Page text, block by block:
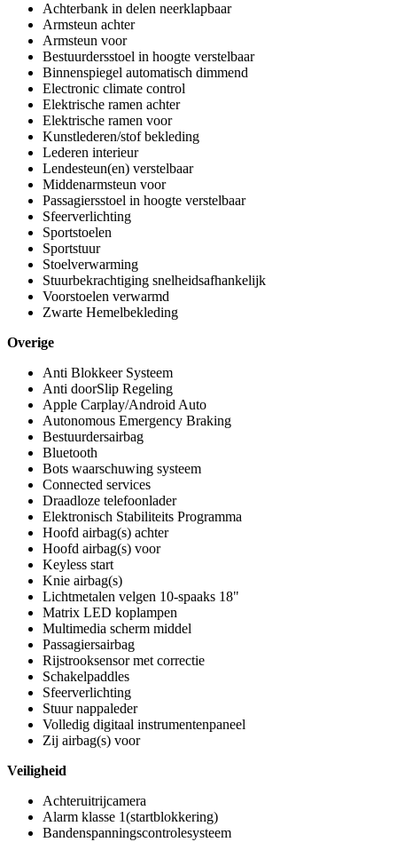
Achterbank in delen neerklapbaar
Armsteun achter
Armsteun voor
Bestuurdersstoel in hoogte verstelbaar
Binnenspiegel automatisch dimmend
Electronic climate control
Elektrische ramen achter
Elektrische ramen voor
Kunstlederen/stof bekleding
Lederen interieur
Lendesteun(en) verstelbaar
Middenarmsteun voor
Passagiersstoel in hoogte verstelbaar
Sfeerverlichting
Sportstoelen
Sportstuur
Stoelverwarming
Stuurbekrachtiging snelheidsafhankelijk
Voorstoelen verwarmd
Zwarte Hemelbekleding
Overige
Anti Blokkeer Systeem
Anti doorSlip Regeling
Apple Carplay/Android Auto
Autonomous Emergency Braking
Bestuurdersairbag
Bluetooth
Bots waarschuwing systeem
Connected services
Draadloze telefoonlader
Elektronisch Stabiliteits Programma
Hoofd airbag(s) achter
Hoofd airbag(s) voor
Keyless start
Knie airbag(s)
Lichtmetalen velgen 10-spaaks 18"
Matrix LED koplampen
Multimedia scherm middel
Passagiersairbag
Rijstrooksensor met correctie
Schakelpaddles
Sfeerverlichting
Stuur nappaleder
Volledig digitaal instrumentenpaneel
Zij airbag(s) voor
Veiligheid
Achteruitrijcamera
Alarm klasse 1(startblokkering)
Bandenspanningscontrolesysteem